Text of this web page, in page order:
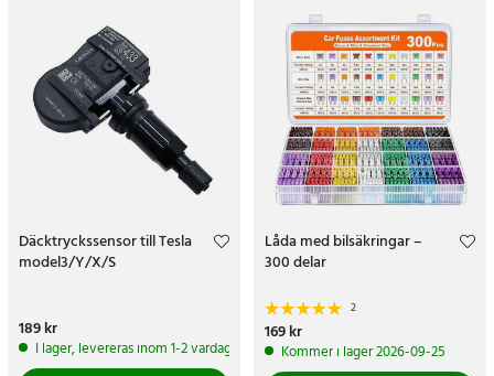
Däcktryckssensor till Tesla
model3/Y/X/S
Pris:189 kr
189 kr
I lager, levereras inom 1-2 vardagar
Låda med bilsäkringar –
300 delar
2
Pris:169 kr
169 kr
Kommer i lager 2026-09-25